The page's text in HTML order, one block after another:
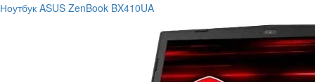
Ноутбук ASUS ZenBook BX410UA